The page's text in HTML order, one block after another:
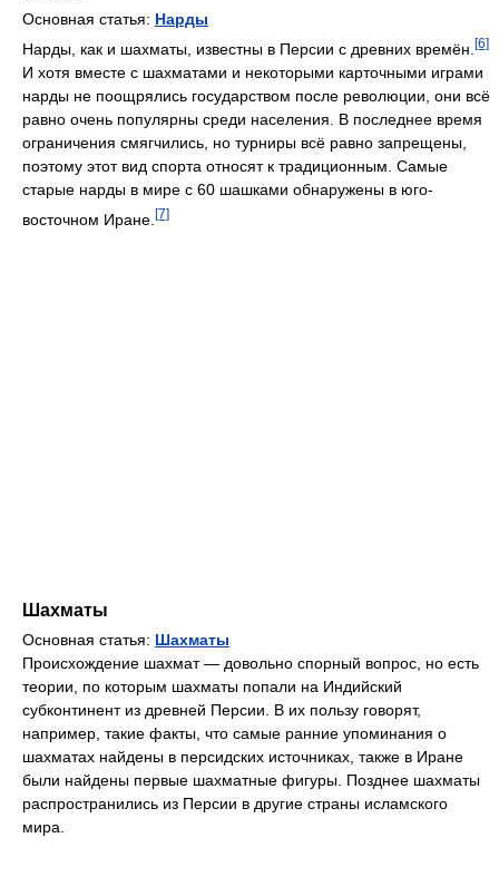
Основная статья: Нарды
Нарды, как и шахматы, известны в Персии с древних времён. [6]
И хотя вместе с шахматами и некоторыми карточными играми
нарды не поощрялись государством после революции, они всё
равно очень популярны среди населения. В последнее время
ограничения смягчились, но турниры всё равно запрещены,
поэтому этот вид спорта относят к традиционным. Самые
старые нарды в мире с 60 шашками обнаружены в юго-
восточном Иране. [7]
Шахматы
Основная статья: Шахматы
Происхождение шахмат — довольно спорный вопрос, но есть
теории, по которым шахматы попали на Индийский
субконтинент из древней Персии. В их пользу говорят,
например, такие факты, что самые ранние упоминания о
шахматах найдены в персидских источниках, также в Иране
были найдены первые шахматные фигуры. Позднее шахматы
распространились из Персии в другие страны исламского
мира.